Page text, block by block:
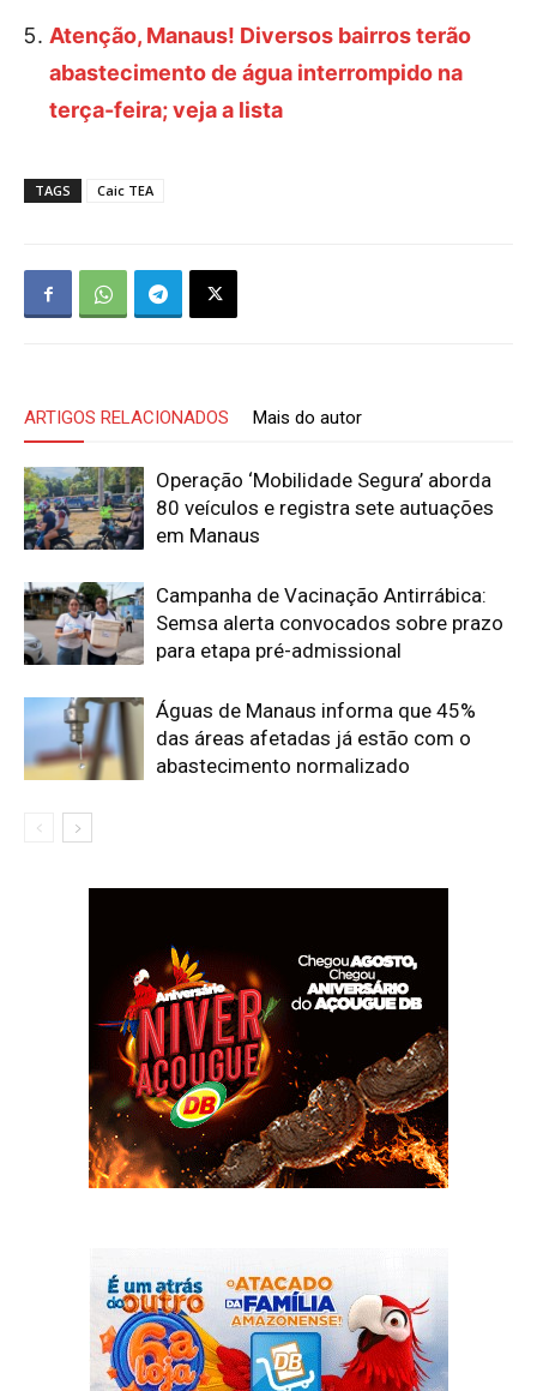
Atenção, Manaus! Diversos bairros terão
abastecimento de água interrompido na
terça-feira; veja a lista
TAGS Caic TEA
ARTIGOS RELACIONADOS Mais do autor
Operação ‘Mobilidade Segura’ aborda
80 veículos e registra sete autuações
em Manaus
Campanha de Vacinação Antirrábica:
Semsa alerta convocados sobre prazo
para etapa pré-admissional
Águas de Manaus informa que 45%
das áreas afetadas já estão com o
abastecimento normalizado